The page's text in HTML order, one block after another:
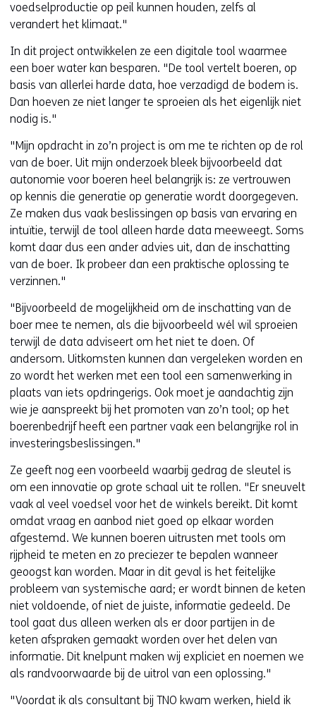
voedselproductie op peil kunnen houden, zelfs al
verandert het klimaat."
In dit project ontwikkelen ze een digitale tool waarmee
een boer water kan besparen. "De tool vertelt boeren, op
basis van allerlei harde data, hoe verzadigd de bodem is.
Dan hoeven ze niet langer te sproeien als het eigenlijk niet
nodig is."
"Mijn opdracht in zo’n project is om me te richten op de rol
van de boer. Uit mijn onderzoek bleek bijvoorbeeld dat
autonomie voor boeren heel belangrijk is: ze vertrouwen
op kennis die generatie op generatie wordt doorgegeven.
Ze maken dus vaak beslissingen op basis van ervaring en
intuïtie, terwijl de tool alleen harde data meeweegt. Soms
komt daar dus een ander advies uit, dan de inschatting
van de boer. Ik probeer dan een praktische oplossing te
verzinnen."
"Bijvoorbeeld de mogelijkheid om de inschatting van de
boer mee te nemen, als die bijvoorbeeld wél wil sproeien
terwijl de data adviseert om het niet te doen. Of
andersom. Uitkomsten kunnen dan vergeleken worden en
zo wordt het werken met een tool een samenwerking in
plaats van iets opdringerigs. Ook moet je aandachtig zijn
wie je aanspreekt bij het promoten van zo’n tool; op het
boerenbedrijf heeft een partner vaak een belangrijke rol in
investeringsbeslissingen."
Ze geeft nog een voorbeeld waarbij gedrag de sleutel is
om een innovatie op grote schaal uit te rollen. "Er sneuvelt
vaak al veel voedsel voor het de winkels bereikt. Dit komt
omdat vraag en aanbod niet goed op elkaar worden
afgestemd. We kunnen boeren uitrusten met tools om
rijpheid te meten en zo preciezer te bepalen wanneer
geoogst kan worden. Maar in dit geval is het feitelijke
probleem van systemische aard; er wordt binnen de keten
niet voldoende, of niet de juiste, informatie gedeeld. De
tool gaat dus alleen werken als er door partijen in de
keten afspraken gemaakt worden over het delen van
informatie. Dit knelpunt maken wij expliciet en noemen we
als randvoorwaarde bij de uitrol van een oplossing."
"Voordat ik als consultant bij TNO kwam werken, hield ik